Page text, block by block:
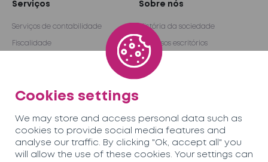
Serviços
Serviços de contabilidade
Fiscalidade
Outsourcing
Sobre nós
História da sociedade
Os nossos escritórios
Parceiros
Rede internacional
Equipa Carreiras
Cookies settings
We may store and access personal data such as
cookies to provide social media features and
analyse our traffic. By clicking "Ok, accept all" you
will allow the use of these cookies. Your settings can